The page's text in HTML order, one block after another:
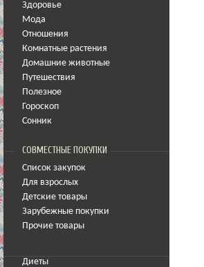
Здоровье
Мода
Отношения
Комнатные растения
Домашние животные
Путешествия
Полезное
Гороскоп
Сонник
СОВМЕСТНЫЕ ПОКУПКИ
Список закупок
Для взрослых
Детские товары
Зарубежные покупки
Прочие товары
Диеты